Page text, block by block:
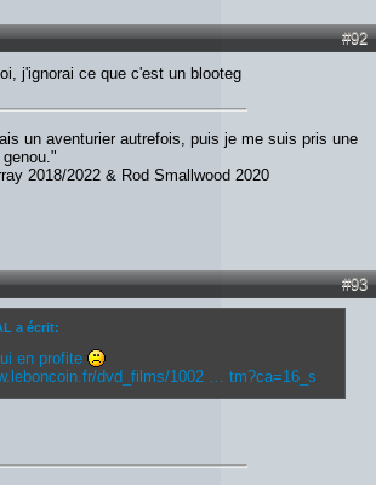
#92
j'ignorai ce que c'est un blooteg
un aventurier autrefois, puis je me suis pris une
2018/2022 & Rod Smallwood 2020
#93
a écrit:
en profite
dvd_films/1002 … tm?ca=16_s